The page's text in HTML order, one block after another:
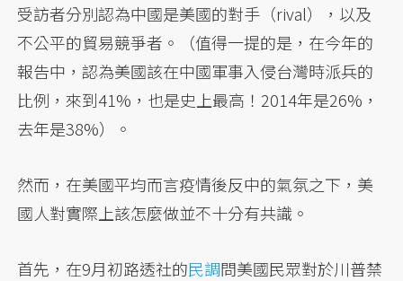
受訪者分別認為中國是美國的對手（rival），以及
不公平的貿易競爭者。（值得一提的是，在今年的
報告中，認為美國該在中國軍事入侵台灣時派兵的
比例，來到41%，也是史上最高！2014年是26%，
去年是38%）。
然而，在美國平均而言疫情後反中的氣氛之下，美
國人對實際上該怎麼做並不十分有共識。
首先，在9月初路透社的民調問美國民眾對於川普禁